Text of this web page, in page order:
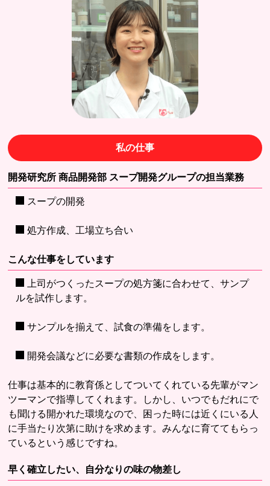
私の仕事
開発研究所 商品開発部 スープ開発グループの担当業務
スープの開発
処方作成、工場立ち合い
こんな仕事をしています
上司がつくったスープの処方箋に合わせて、サンプ
ルを試作します。
サンプルを揃えて、試食の準備をします。
開発会議などに必要な書類の作成をします。
仕事は基本的に教育係としてついてくれている先輩がマン
ツーマンで指導してくれます。しかし、いつでもだれにで
も聞ける開かれた環境なので、困った時には近くにいる人
に手当たり次第に助けを求めます。みんなに育ててもらっ
ているという感じですね。
早く確立したい、自分なりの味の物差し